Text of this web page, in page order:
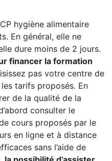
hygiène alimentaire
En général, elle ne
dure moins de 2 jours.
financer la formation
pas votre centre de
tarifs proposés. En
de la qualité de la
consulter le
cours proposés par le
en ligne et à distance
sans l’aide de